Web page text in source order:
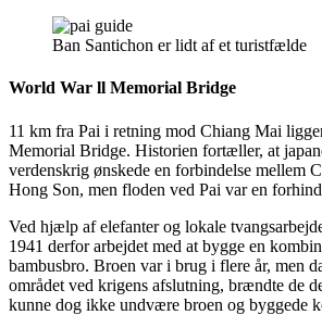
Ban Santichon er lidt af et turistfælde
World War ll Memorial Bridge
11 km fra Pai i retning mod Chiang Mai
Memorial Bridge. Historien fortæller, at
verdenskrig ønskede en forbindelse mellem
Hong Son, men floden ved Pai var en
Ved hjælp af elefanter og lokale
1941 derfor arbejdet med at bygge en
bambusbro. Broen var i brug i flere år, men
området ved krigens afslutning, brændte de
kunne dog ikke undvære broen og byggede